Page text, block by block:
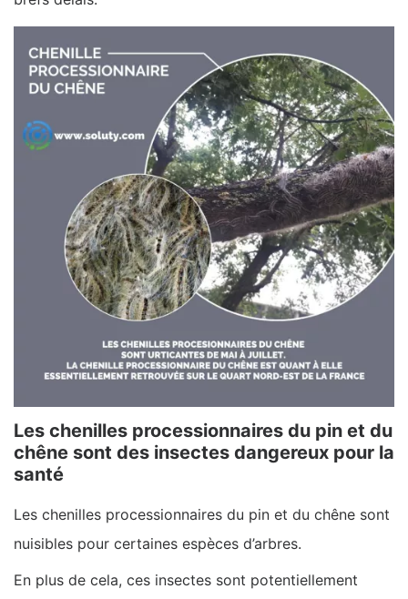
Les chenilles processionnaires du pin et du
chêne sont des insectes dangereux pour la
santé
Les chenilles processionnaires du pin et du chêne sont
nuisibles pour certaines espèces d’arbres.
En plus de cela, ces insectes sont potentiellement